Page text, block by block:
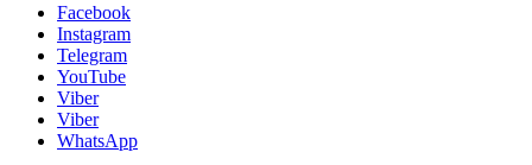
Facebook
Instagram
Telegram
YouTube
Viber
Viber
WhatsApp